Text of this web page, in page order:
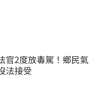
官2度放毒駕！鄉民氣
法接受